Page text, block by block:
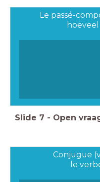
Le passé-
Slide 7 - Open
Conjugue
le